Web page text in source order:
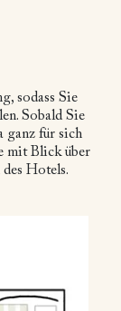
sodass Sie
Sobald Sie
ganz für sich
mit Blick über
Hotels.